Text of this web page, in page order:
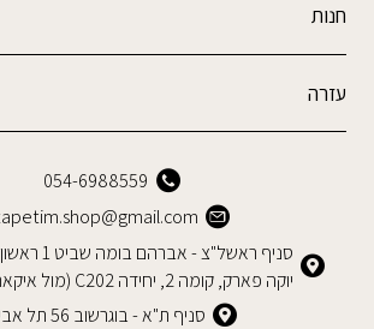
חנות
עזרה
054-6988559
סניף ראשל"צ -
יוקה פארק, קומה 2, יחידה C202 (מול איקאה)
סניף ת"א - בוגרשוב 56 תל אביב